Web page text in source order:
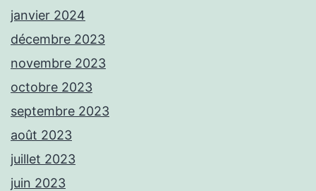
janvier 2024
décembre 2023
novembre 2023
octobre 2023
septembre 2023
août 2023
juillet 2023
juin 2023